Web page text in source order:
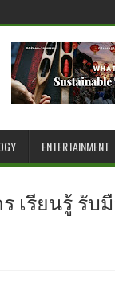
ENTERTAINMENT
เรียนรู้ รั